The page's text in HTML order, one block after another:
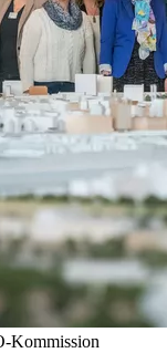
Kommission